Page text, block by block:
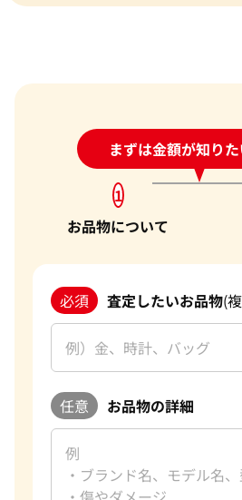
まずは金額が知りた
24時間受付中!問い合
1
お品物について
必須 査定したいお品物(
任意 お品物の詳細